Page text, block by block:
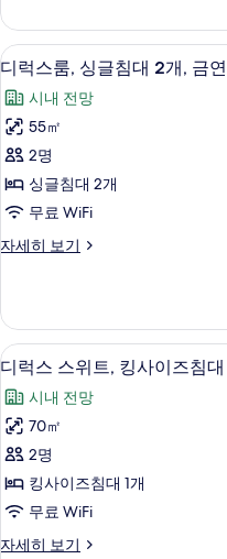
이
즈
침
대
1
개,
금
연
사
두
보
기
티
브
룸,
킹
사
이
침
대
개,
금
히
보
기
디
럭
스
룸,
싱
글
침
대
개,
금
연
(Upper
Floor)
사
진
모
두
9
디럭스룸, 싱글침대 2개, 금
시내 전망
55㎡
2명
싱글침대 2개
무료 WiFi
자세히 보기
디
싱
글
침
대
2
개,
연
(Upper
Floor)
자
세
디
럭
스
스
위
트,
킹
9
디럭스 스위트, 킹사이즈침대
시내 전망
70㎡
2명
킹사이즈침대 1개
무료 WiFi
자세히 보기
디